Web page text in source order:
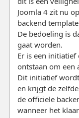
Joomla 4 zit nu
backend
De bedoeling is
gaat worden.
Er is een initiatief
ontstaan om een
Dit initiatief
en krijgt de
de officiele
wanneer het